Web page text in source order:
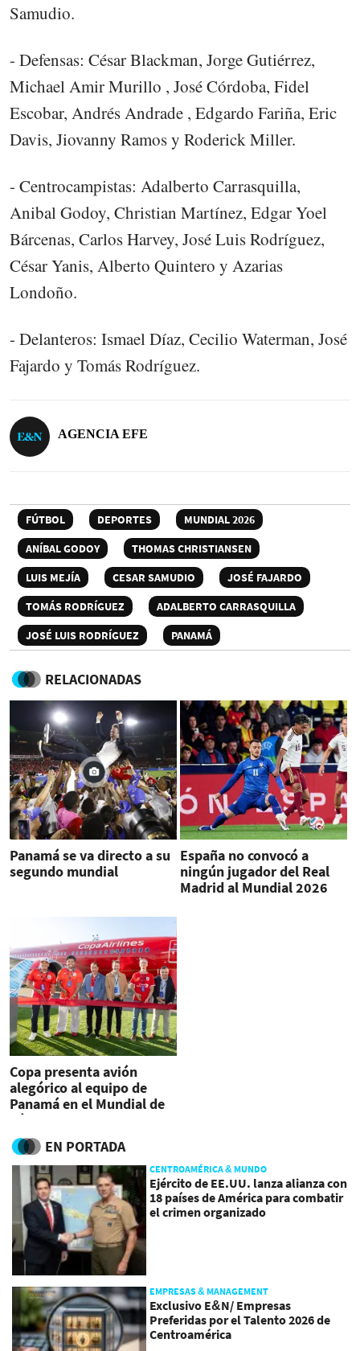
Samudio.
- Defensas: César Blackman, Jorge Gutiérrez,
Michael Amir Murillo , José Córdoba, Fidel
Escobar, Andrés Andrade , Edgardo Fariña, Eric
Davis, Jiovanny Ramos y Roderick Miller.
- Centrocampistas: Adalberto Carrasquilla,
Anibal Godoy, Christian Martínez, Edgar Yoel
Bárcenas, Carlos Harvey, José Luis Rodríguez,
César Yanis, Alberto Quintero y Azarias
Londoño.
- Delanteros: Ismael Díaz, Cecilio Waterman, José
Fajardo y Tomás Rodríguez.
AGENCIA EFE
FÚTBOL DEPORTES
MUNDIAL 2026
ANÍBAL GODOY
THOMAS CHRISTIANSEN
LUIS MEJÍA
CESAR SAMUDIO
JOSÉ FAJARDO
TOMÁS RODRÍGUEZ
ADALBERTO CARRASQUILLA
JOSÉ LUIS RODRÍGUEZ
PANAMÁ
RELACIONADAS
Panamá se va directo a su
segundo mundial
España no convocó a
ningún jugador del Real
Madrid al Mundial 2026
Copa presenta avión
alegórico al equipo de
Panamá en el Mundial de
Fútbol
EN PORTADA
CENTROAMÉRICA & MUNDO
Ejército de EE.UU. lanza alianza con
18 países de América para combatir
el crimen organizado
EMPRESAS & MANAGEMENT
Exclusivo E&N/ Empresas
Preferidas por el Talento 2026 de
Centroamérica